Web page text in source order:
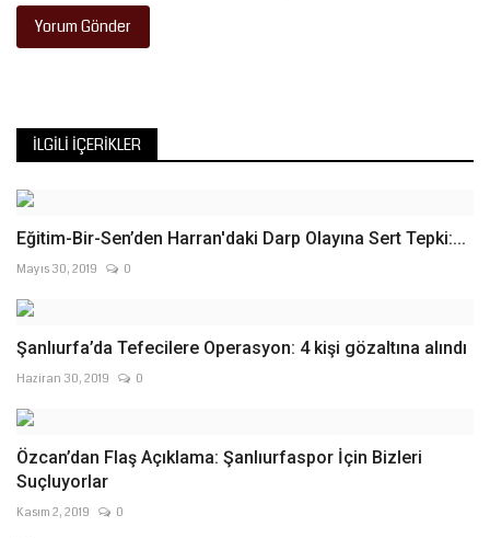
Yorum Gönder
İLGILI İÇERIKLER
Eğitim-Bir-Sen’den Harran'daki Darp Olayına Sert Tepki:...
Mayıs 30, 2019 0
Şanlıurfa’da Tefecilere Operasyon: 4 kişi gözaltına alındı
Haziran 30, 2019 0
Özcan’dan Flaş Açıklama: Şanlıurfaspor İçin Bizleri
Suçluyorlar
Kasım 2, 2019 0